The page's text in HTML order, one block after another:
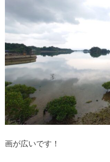
画が広いです！